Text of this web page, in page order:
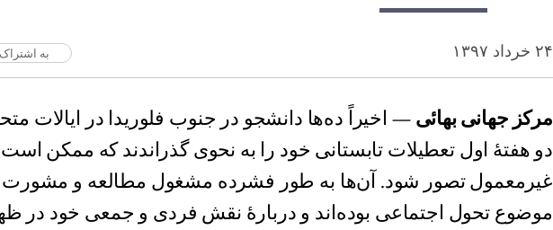
۲۴ خرداد ۱۳۹۷ به
مرکز جهانی بهائی — اخیراً ده‌ها دانشجو در جنوب فلوریدا در ایالات
دو هفتۀ اول تعطیلات تابستانی خود را به نحوی گذراندند که ممکن است
غیرمعمول تصور شود. آن‌ها به طور فشرده مشغول مطالعه و مشورت
موضوع تحول اجتماعی بوده‌اند و دربارۀ نقش فردی و جمعی خود در